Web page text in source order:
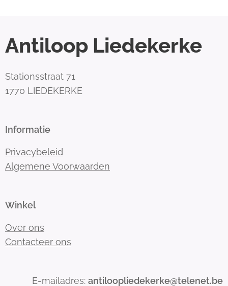
Antiloop Liedekerke
Stationsstraat 71
1770 LIEDEKERKE
Informatie
Privacybeleid
Algemene Voorwaarden
Winkel
Over ons
Contacteer ons
E-mailadres: antiloopliedekerke@telenet.be